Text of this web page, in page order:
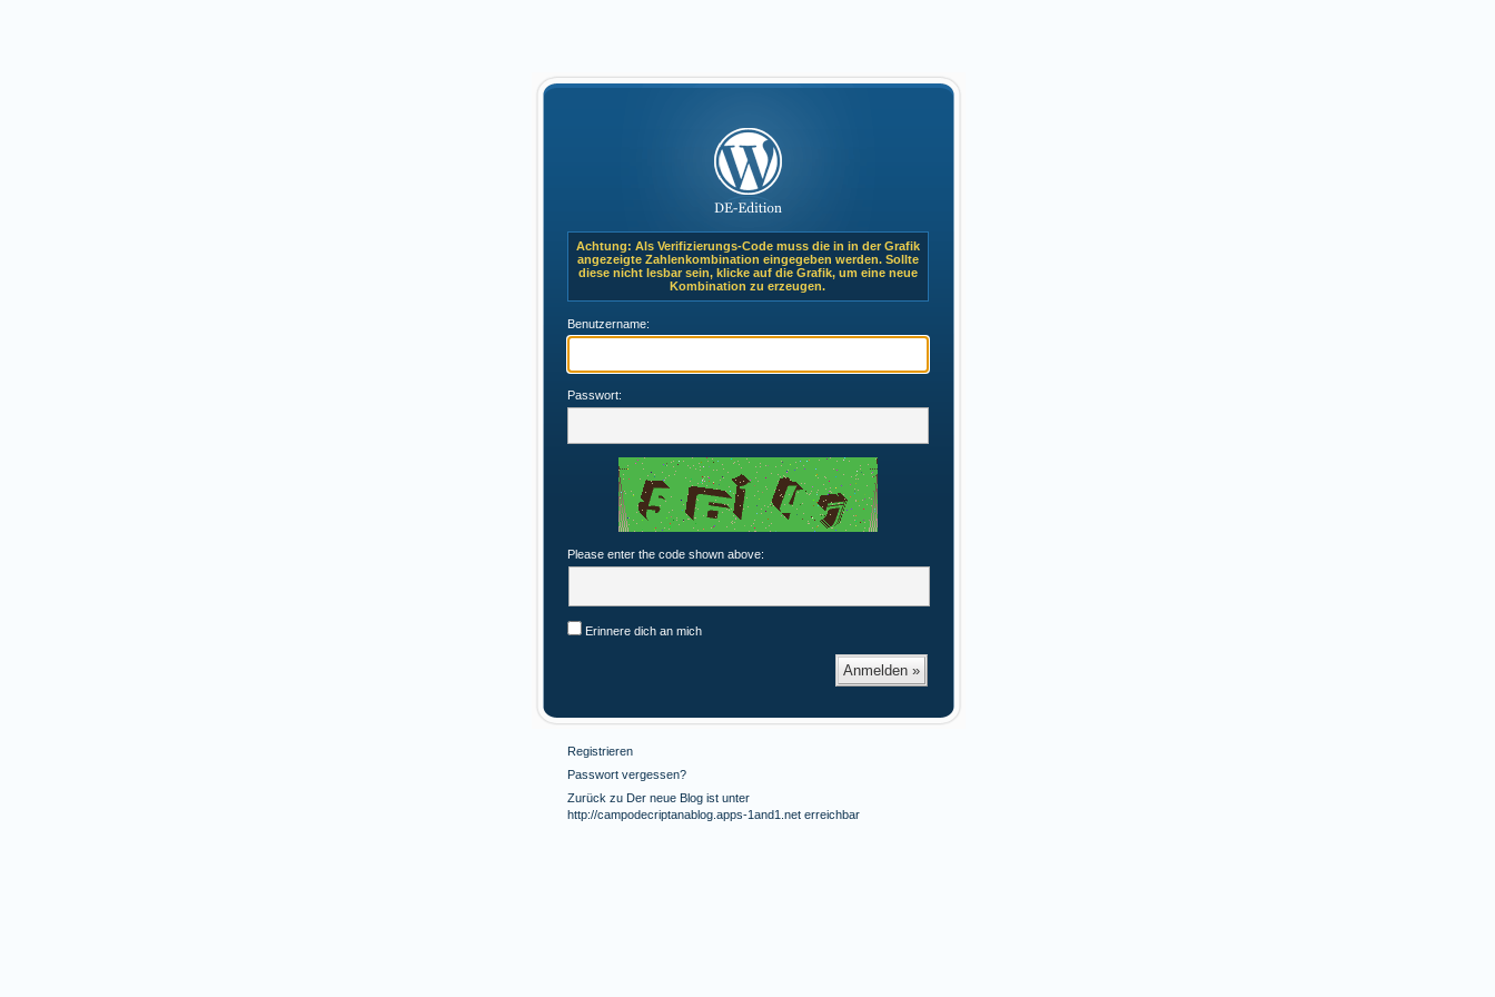
Achtung: Als Verifizierungs-Code muss die in in der Grafik
angezeigte Zahlenkombination eingegeben werden. Sollte
diese nicht lesbar sein, klicke auf die Grafik, um eine neue
Kombination zu erzeugen.
Benutzername:
Passwort:
Please enter the code shown above:
Erinnere dich an mich
Registrieren
Passwort vergessen?
Zurück zu Der neue Blog ist unter
http://campodecriptanablog.apps-1and1.net erreichbar